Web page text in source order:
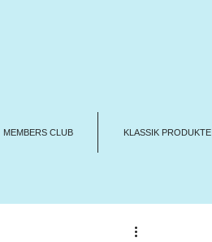
MEMBERS CLUB KLASSIK PRODUKTE